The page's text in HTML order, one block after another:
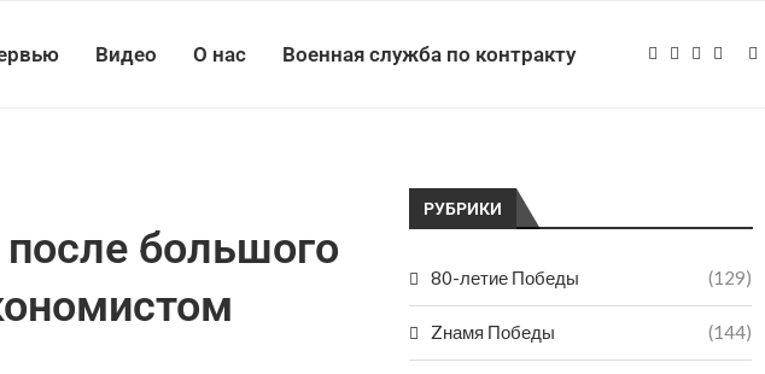
Видео О нас Военная служба по контракту
большого
РУБРИКИ
80-летие Победы (129)
Zнамя Победы (144)